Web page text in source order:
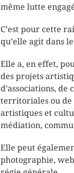
même lutte
C’est pour cette
qu’elle agit dans
Elle a, en effet,
des projets
d’associations,
territoriales ou de
artistiques et
médiation,
Elle peut
photographie,